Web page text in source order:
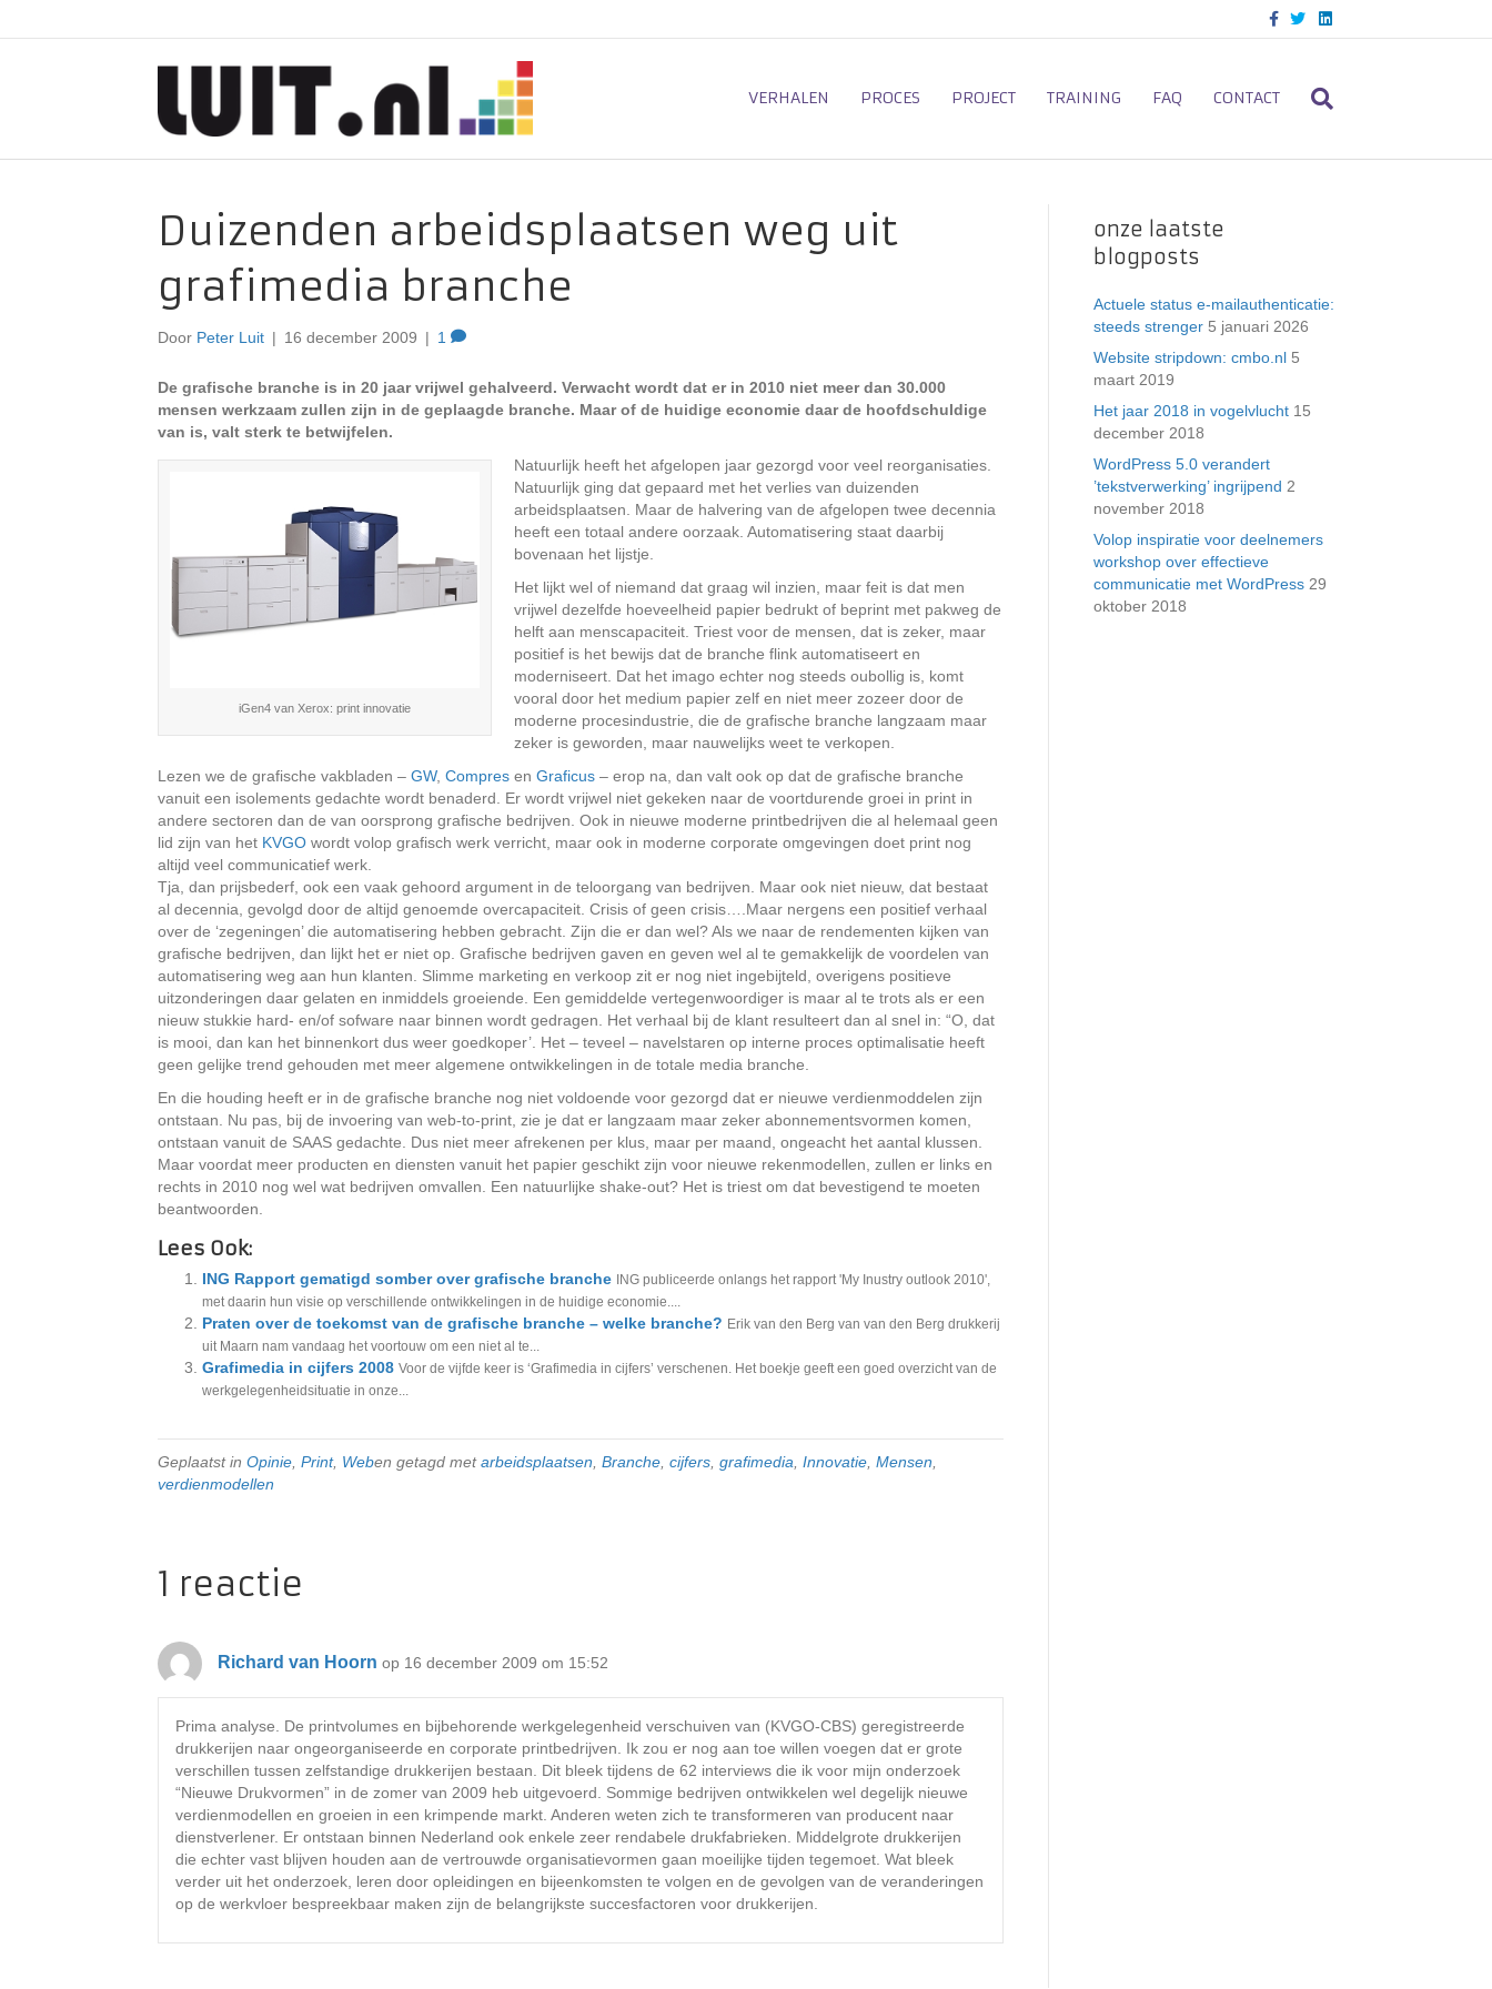
c
o
o
T
i
e
L
n
d
VERHALEN PROCES PROJECT TRAINING FAQ CONTACT
Duizenden arbeidsplaatsen weg uit
grafimedia branche
Door Peter Luit | 16 december 2009 | 1
De grafische branche is in 20 jaar vrijwel gehalveerd. Verwacht wordt dat er in 2010 niet meer dan 30.000
mensen werkzaam zullen zijn in de geplaagde branche. Maar of de huidige economie daar de hoofdschuldige
van is, valt sterk te betwijfelen.
iGen4 van Xerox: print innovatie
Natuurlijk heeft het afgelopen jaar gezorgd voor veel reorganisaties.
Natuurlijk ging dat gepaard met het verlies van duizenden
arbeidsplaatsen. Maar de halvering van de afgelopen twee decennia
heeft een totaal andere oorzaak. Automatisering staat daarbij
bovenaan het lijstje.
Het lijkt wel of niemand dat graag wil inzien, maar feit is dat men
vrijwel dezelfde hoeveelheid papier bedrukt of beprint met pakweg de
helft aan menscapaciteit. Triest voor de mensen, dat is zeker, maar
positief is het bewijs dat de branche flink automatiseert en
moderniseert. Dat het imago echter nog steeds oubollig is, komt
vooral door het medium papier zelf en niet meer zozeer door de
moderne procesindustrie, die de grafische branche langzaam maar
zeker is geworden, maar nauwelijks weet te verkopen.
Lezen we de grafische vakbladen – GW, Compres en Graficus – erop na, dan valt ook op dat de grafische branche
vanuit een isolements gedachte wordt benaderd. Er wordt vrijwel niet gekeken naar de voortdurende groei in print in
andere sectoren dan de van oorsprong grafische bedrijven. Ook in nieuwe moderne printbedrijven die al helemaal geen
lid zijn van het KVGO wordt volop grafisch werk verricht, maar ook in moderne corporate omgevingen doet print nog
altijd veel communicatief werk.
Tja, dan prijsbederf, ook een vaak gehoord argument in de teloorgang van bedrijven. Maar ook niet nieuw, dat bestaat
al decennia, gevolgd door de altijd genoemde overcapaciteit. Crisis of geen crisis…. Maar nergens een positief verhaal
over de ‘zegeningen’ die automatisering hebben gebracht. Zijn die er dan wel? Als we naar de rendementen kijken van
grafische bedrijven, dan lijkt het er niet op. Grafische bedrijven gaven en geven wel al te gemakkelijk de voordelen van
automatisering weg aan hun klanten. Slimme marketing en verkoop zit er nog niet ingebijteld, overigens positieve
uitzonderingen daar gelaten en inmiddels groeiende. Een gemiddelde vertegenwoordiger is maar al te trots als er een
nieuw stukkie hard- en/of sofware naar binnen wordt gedragen. Het verhaal bij de klant resulteert dan al snel in: “O, dat
is mooi, dan kan het binnenkort dus weer goedkoper’. Het – teveel – navelstaren op interne proces optimalisatie heeft
geen gelijke trend gehouden met meer algemene ontwikkelingen in de totale media branche.
En die houding heeft er in de grafische branche nog niet voldoende voor gezorgd dat er nieuwe verdienmoddelen zijn
ontstaan. Nu pas, bij de invoering van web-to-print, zie je dat er langzaam maar zeker abonnementsvormen komen,
ontstaan vanuit de SAAS gedachte. Dus niet meer afrekenen per klus, maar per maand, ongeacht het aantal klussen.
Maar voordat meer producten en diensten vanuit het papier geschikt zijn voor nieuwe rekenmodellen, zullen er links en
rechts in 2010 nog wel wat bedrijven omvallen. Een natuurlijke shake-out? Het is triest om dat bevestigend te moeten
beantwoorden.
Lees Ook:
ING Rapport gematigd somber over grafische branche
ING publiceerde onlangs het rapport 'My Inustry outlook 2010',
met daarin hun visie op verschillende ontwikkelingen in de huidige economie....
Praten over de toekomst van de grafische branche – welke branche? Erik van den Berg van van den Berg drukkerij
uit Maarn nam vandaag het voortouw om een niet al te...
Grafimedia in cijfers 2008 Voor de vijfde keer is ‘Grafimedia in cijfers’ verschenen. Het boekje geeft een goed overzicht van de
werkgelegenheidsituatie in onze...
Geplaatst in Opinie Print, Weben getagd metarbeidsplaatsen Branche cijfers grafimedia Innovatie Mensen
verdienmodellen
1 reactie
Richard van Hoorn op 16 december 2009 om 15:52
Prima analyse. De printvolumes en bijbehorende werkgelegenheid verschuiven van (KVGO-CBS) geregistreerde
drukkerijen naar ongeorganiseerde en corporate printbedrijven. Ik zou er nog aan toe willen voegen dat er grote
verschillen tussen zelfstandige drukkerijen bestaan. Dit bleek tijdens de 62 interviews die ik voor mijn onderzoek
“Nieuwe Drukvormen” in de zomer van 2009 heb uitgevoerd. Sommige bedrijven ontwikkelen wel degelijk nieuwe
verdienmodellen en groeien in een krimpende markt. Anderen weten zich te transformeren van producent naar
dienstverlener. Er ontstaan binnen Nederland ook enkele zeer rendabele drukfabrieken. Middelgrote drukkerijen
die echter vast blijven houden aan de vertrouwde organisatievormen gaan moeilijke tijden tegemoet. Wat bleek
verder uit het onderzoek, leren door opleidingen en bijeenkomsten te volgen en de gevolgen van de veranderingen
op de werkvloer bespreekbaar maken zijn de belangrijkste succesfactoren voor drukkerijen.
onze laatste
blogposts
Actuele status e-mailauthenticatie:
steeds strenger 5 januari 2026
Website stripdown: cmbo.nl 5
maart 2019
Het jaar 2018 in vogelvlucht 15
december 2018
WordPress 5.0 verandert
’tekstverwerking’ ingrijpend 2
november 2018
Volop inspiratie voor deelnemers
workshop over effectieve
communicatie met WordPress 29
oktober 2018